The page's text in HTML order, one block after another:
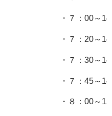
・７：00～
・７：20～
・７：30～
・７：45～
・８：00～